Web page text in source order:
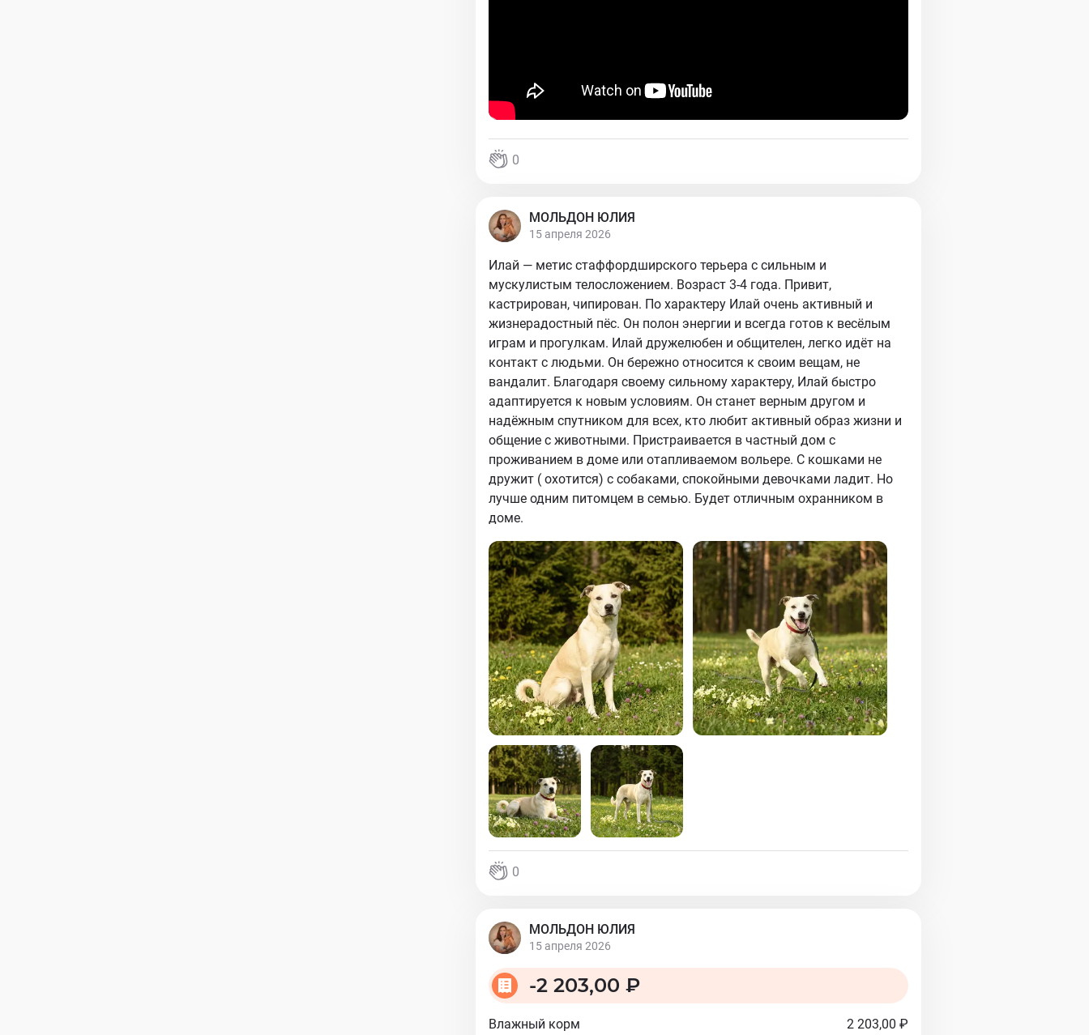
0
МОЛЬДОН ЮЛИЯ
15 апреля 2026
Илай — метис стаффордширского терьера с сильным и
мускулистым телосложением. Возраст 3-4 года. Привит,
кастрирован, чипирован. По характеру Илай очень активный и
жизнерадостный пёс. Он полон энергии и всегда готов к весёлым
играм и прогулкам. Илай дружелюбен и общителен, легко идёт на
контакт с людьми. Он бережно относится к своим вещам, не
вандалит. Благодаря своему сильному характеру, Илай быстро
адаптируется к новым условиям. Он станет верным другом и
надёжным спутником для всех, кто любит активный образ жизни и
общение с животными. Пристраивается в частный дом с
проживанием в доме или отапливаемом вольере. С кошками не
дружит ( охотится) с собаками, спокойными девочками ладит. Но
лучше одним питомцем в семью. Будет отличным охранником в
доме.
0
МОЛЬДОН ЮЛИЯ
15 апреля 2026
-2 203,00 ₽
Влажный корм 2 203,00 ₽